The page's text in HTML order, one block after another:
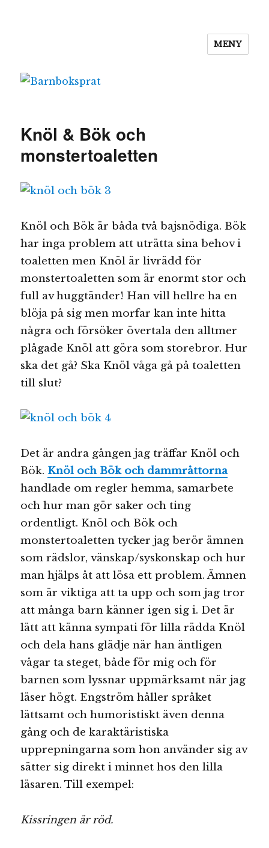
MENY
Knöl & Bök och
monstertoaletten
Knöl och Bök är båda två bajsnödiga. Bök
har inga problem att uträtta sina behov i
toaletten men Knöl är livrädd för
monstertoaletten som är enormt stor och
full av huggtänder! Han vill hellre ha en
blöja på sig men morfar kan inte hitta
några och försöker övertala den alltmer
plågade Knöl att göra som storebror. Hur
ska det gå? Ska Knöl våga gå på toaletten
till slut?
Det är andra gången jag träffar Knöl och
Bök. Knöl och Bök och dammråttorna
handlade om regler hemma, samarbete
och hur man gör saker och ting
ordentligt. Knöl och Bök och
monstertoaletten tycker jag berör ämnen
som rädslor, vänskap/syskonskap och hur
man hjälps åt att lösa ett problem. Ämnen
som är viktiga att ta upp och som jag tror
att många barn känner igen sig i. Det är
lätt att känna sympati för lilla rädda Knöl
och dela hans glädje när han äntligen
vågar ta steget, både för mig och för
barnen som lyssnar uppmärksamt när jag
läser högt. Engström håller språket
lättsamt och humoristiskt även denna
gång och de karaktäristiska
upprepningarna som hon använder sig av
sätter sig direkt i minnet hos den lilla
läsaren. Till exempel:
Kissringen är röd.